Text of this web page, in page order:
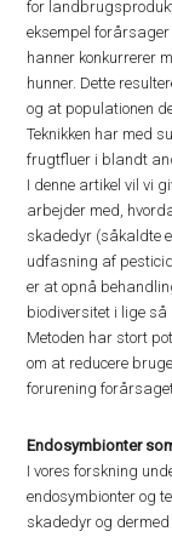
for
eksempel
hanner konkurrerer
hunner. Dette
og at populationen
Teknikken har med
frugtfluer i blandt
I denne artikel vil vi
arbejder med,
skadedyr (såkaldte
udfasning af
er at opnå
biodiversitet i lige
Metoden har stort
om at reducere
forurening
Endosymbionter
I vores forskning
endosymbionter og
skadedyr og